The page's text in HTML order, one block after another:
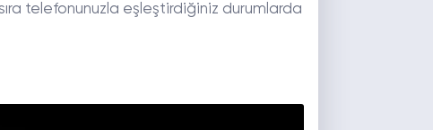
telefonunuzla eşleştirdiğiniz durumlarda